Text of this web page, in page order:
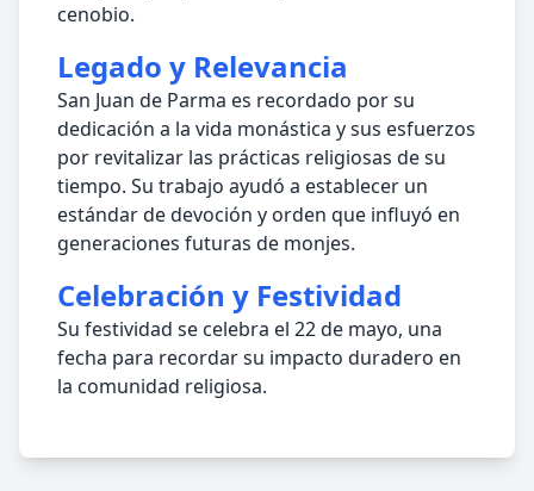
cenobio.
Legado y Relevancia
San Juan de Parma es recordado por su
dedicación a la vida monástica y sus esfuerzos
por revitalizar las prácticas religiosas de su
tiempo. Su trabajo ayudó a establecer un
estándar de devoción y orden que influyó en
generaciones futuras de monjes.
Celebración y Festividad
Su festividad se celebra el 22 de mayo, una
fecha para recordar su impacto duradero en
la comunidad religiosa.